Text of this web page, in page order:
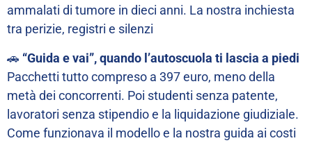
ammalati di tumore in dieci anni. La nostra inchiesta
tra perizie, registri e silenzi
🚗 “Guida e vai”, quando l’autoscuola ti lascia a piedi
Pacchetti tutto compreso a 397 euro, meno della
metà dei concorrenti. Poi studenti senza patente,
lavoratori senza stipendio e la liquidazione giudiziale.
Come funzionava il modello e la nostra guida ai costi